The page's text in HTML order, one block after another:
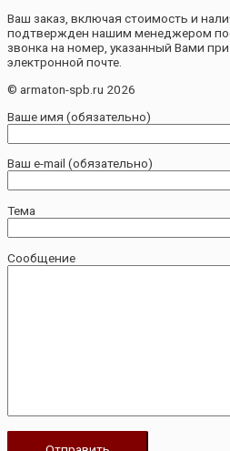
Ваш заказ, включая стоимость и
подтвержден нашим менеджером
звонка на номер, указанный Вами
электронной почте.
© armaton-spb.ru 2026
Ваше имя (обязательно)
Ваш e-mail (обязательно)
Тема
Сообщение